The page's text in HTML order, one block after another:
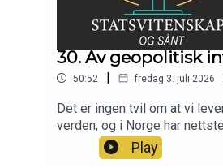
30. Av geopolitisk
50:52 | fredag 3. juli 2026
Det er ingen tvil om at vi
verden, og i Norge har
to år tilbydd analyser av
politisk realisme. I denne
Play